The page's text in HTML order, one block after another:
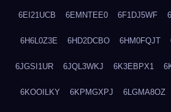
6EI21UCB 6EMNTEE0 6F1DJ5WF
6H6L0Z3E 6HD2DCBO 6HM0FQJT
6JGSI1UR 6JQL3WKJ 6K3EBPX1
6KOOILKY 6KPMGXPJ 6LGMA8OZ